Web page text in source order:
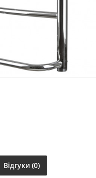
Відгуки (0)